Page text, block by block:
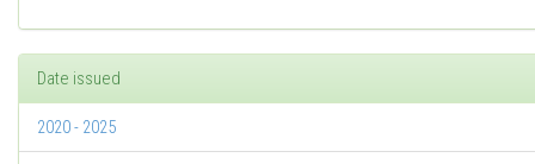
Date issued
2020 - 2025